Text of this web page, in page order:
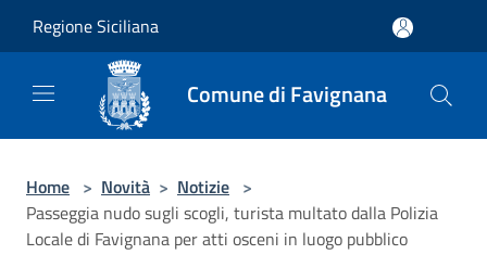
Regione Siciliana
Comune di Favignana
Home > Novità > Notizie >
Passeggia nudo sugli scogli, turista multato dalla Polizia
Locale di Favignana per atti osceni in luogo pubblico